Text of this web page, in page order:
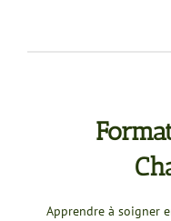
Apprendre à soigner